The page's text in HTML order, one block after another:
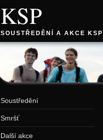
KSP
SOUSTŘEDĚNÍ A AKCE KSP
Soustředění
Smršť
Další akce